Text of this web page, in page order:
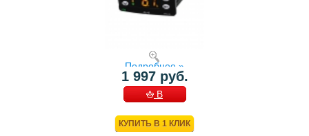
Подробнее »
1 997 руб.
В
КУПИТЬ В 1 КЛИК